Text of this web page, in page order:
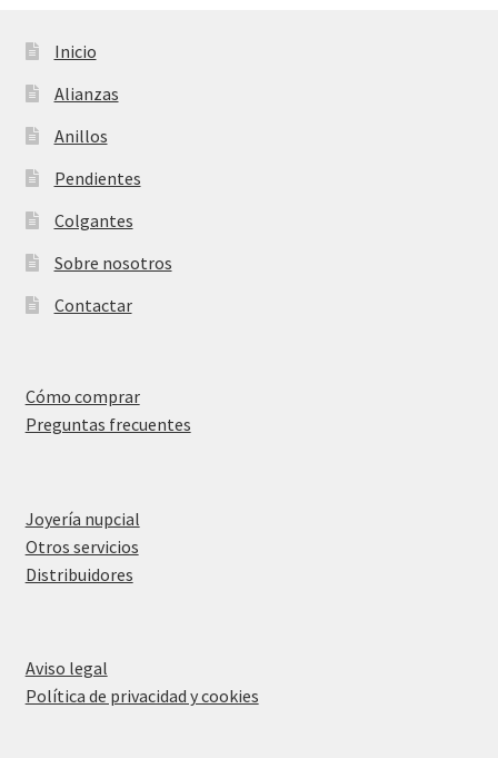
Inicio
Alianzas
Anillos
Pendientes
Colgantes
Sobre nosotros
Contactar
Cómo comprar
Preguntas frecuentes
Joyería nupcial
Otros servicios
Distribuidores
Aviso legal
Política de privacidad y cookies